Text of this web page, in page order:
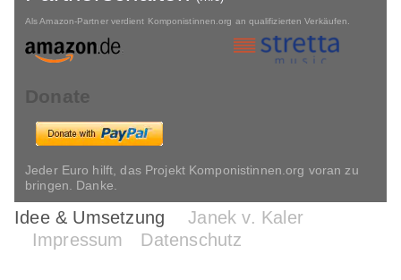
Als Amazon-Partner verdient Komponistinnen.org an qualifizierten Verkäufen.
Donate
Jeder Euro hilft, das Projekt Komponistinnen.org voran zu
bringen. Danke.
Idee & Umsetzung
Janek v. Kaler
Impressum
Datenschutz